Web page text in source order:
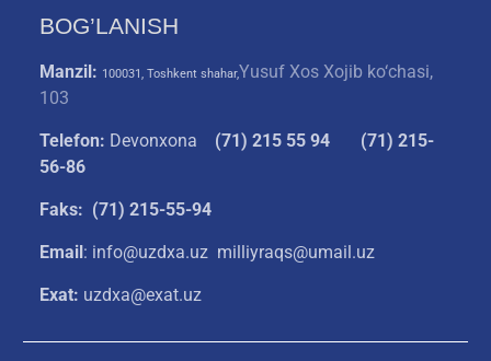
BOG’LANISH
Manzil: 100031, Toshkent shahar,Yusuf Xos Xojib ko‘chasi,
103
Telefon: Devonxona (71) 215 55 94
(71) 215-
56-86
Faks: (71) 215-55-94
Email : info@uzdxa.uz milliyraqs@umail.uz
Exat: uzdxa@exat.uz